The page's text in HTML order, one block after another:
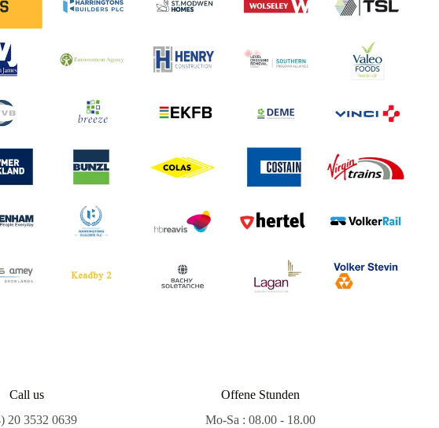
Call us
20 3532 0639
Offene Stunden
Mo-Sa : 08.00 - 18.00